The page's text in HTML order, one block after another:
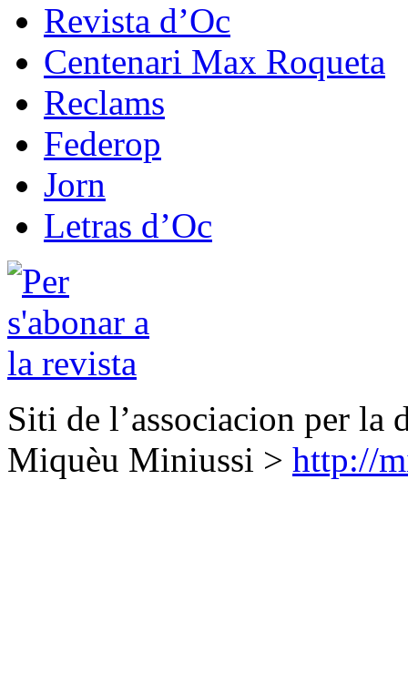
Revista d’Oc
Centenari Max Roqueta
Reclams
Federop
Jorn
Letras d’Oc
Siti de l’associacion per la
Miquèu Miniussi > http://